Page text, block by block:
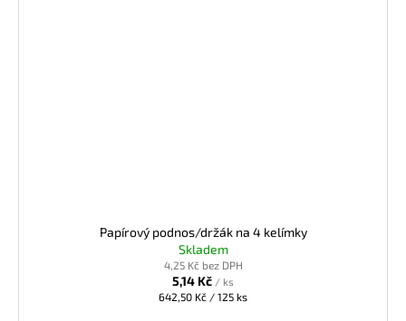
Papírový podnos/držák na 4 kelímky
Skladem
4,25 Kč bez DPH
5,14 Kč / ks
Měrná
642,50 Kč / 125 ks